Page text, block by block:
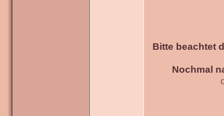
Bitte beachtet
Nochmal